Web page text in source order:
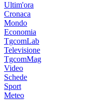
Ultim'ora
Cronaca
Mondo
Economia
TgcomLab
Televisione
TgcomMag
Video
Schede
Sport
Meteo